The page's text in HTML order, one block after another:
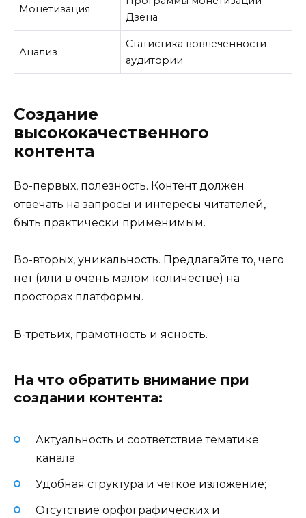
Монетизация
Дзена
Анализ
Статистика вовлеченности
аудитории
Создание
высококачественного
контента
Во-первых, полезность. Контент должен
отвечать на запросы и интересы читателей,
быть практически применимым.
Во-вторых, уникальность. Предлагайте то, чего
нет (или в очень малом количестве) на
просторах платформы.
В-третьих, грамотность и ясность.
На что обратить внимание при
создании контента:
Актуальность и соответствие тематике
канала
Удобная структура и четкое изложение;
Отсутствие орфографических и